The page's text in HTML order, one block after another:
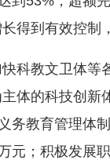
得到有效控
教文卫体等
体的科技创
务教育管理体
元；积极发